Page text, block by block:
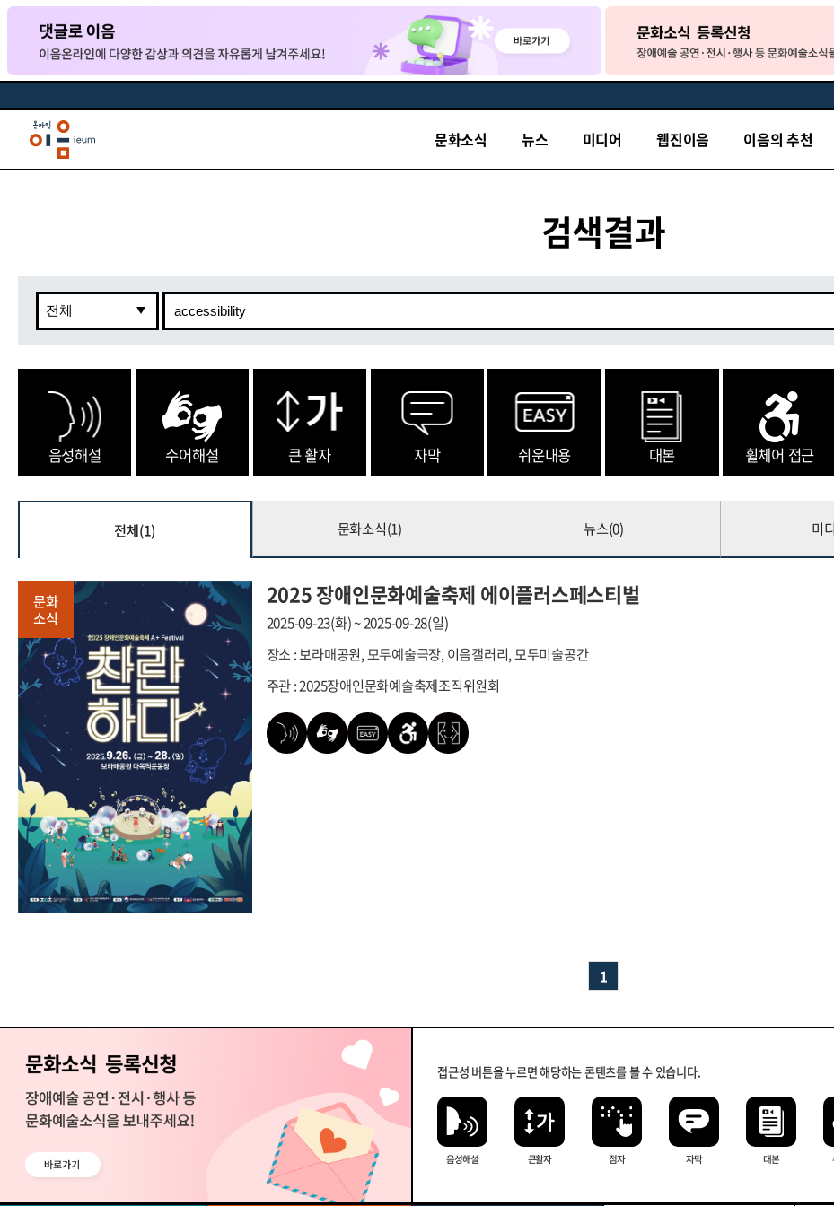
문화소식 뉴스 미디어 웹진이음 이음의 추천
검색결과
음성해설 수어해설 큰 활자 자막 쉬운내용 대본 휠체어 접근
전체(1) 문화소식(1) 뉴스(0) 미
문화
소식
2025 장애인문화예술축제 에이플러스페스티벌
2025-09-23(화) ~ 2025-09-28(일)
장소 : 보라매공원, 모두예술극장, 이음갤러리, 모두미술공간
주관 : 2025장애인문화예술축제조직위원회
1
접근성 버튼을 누르면 해당하는 콘텐츠를 볼 수 있습니다.
음성해설 큰 활자 점자 자막 대본